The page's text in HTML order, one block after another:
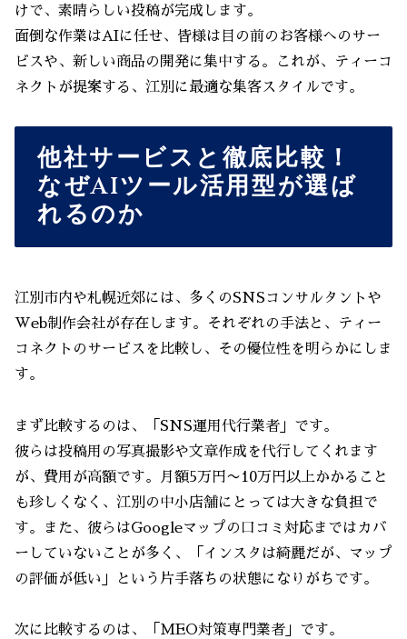
けで、素晴らしい投稿が完成します。
面倒な作業はAIに任せ、皆様は目の前のお客様へのサー
ビスや、新しい商品の開発に集中する。これが、ティーコ
ネクトが提案する、江別に最適な集客スタイルです。
他社サービスと徹底比較！
なぜAIツール活用型が選ば
れるのか
江別市内や札幌近郊には、多くのSNSコンサルタントや
Web制作会社が存在します。それぞれの手法と、ティー
コネクトのサービスを比較し、その優位性を明らかにしま
す。
まず比較するのは、「SNS運用代行業者」です。
彼らは投稿用の写真撮影や文章作成を代行してくれます
が、費用が高額です。月額5万円〜10万円以上かかること
も珍しくなく、江別の中小店舗にとっては大きな負担で
す。また、彼らはGoogleマップの口コミ対応まではカバ
ーしていないことが多く、「インスタは綺麗だが、マップ
の評価が低い」という片手落ちの状態になりがちです。
次に比較するのは、「MEO対策専門業者」です。